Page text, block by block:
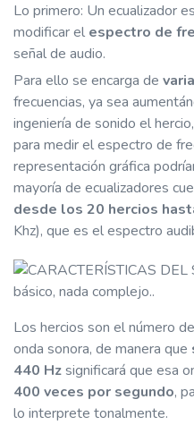
Lo primero: Un ecualizador
modificar el espectro de
señal de audio.
Para ello se encarga de
frecuencias, ya sea
ingeniería de sonido el
para medir el espectro de
representación gráfica
mayoría de ecualizadores
desde los 20 hercios
Khz), que es el espectro
Los hercios son el número
onda sonora, de manera que
440 Hzsignificará que esa
400 veces por segundo,
lo interprete tonalmente.